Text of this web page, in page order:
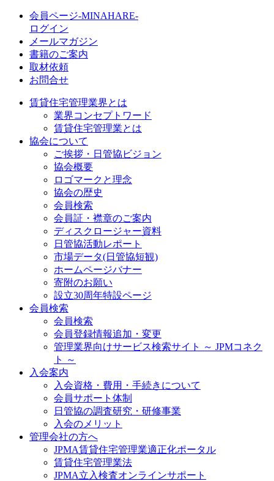
会員ページ-MINAHARE-
ログイン
メールマガジン
書籍のご案内
取材依頼
お問合せ
賃貸住宅管理業界とは
業界コンセプトワード
賃貸住宅管理業とは
協会について
ご挨拶・日管協ビジョン
協会概要
ロゴマークと理念
協会の歴史
会員検索
会員証・襟章のご案内
ディスクロージャー資料
日管協活動レポート
市場データ(日管協短観)
ホームページバナー
寄附のお願い
設立30周年特設ページ
会員検索
会員検索
会員登録情報追加・変更
管理業界向けサービス検索サイト ～ JPMコネク
ト ～
入会案内
入会資格・費用・手続きについて
会員サポート体制
日管協の調査研究・研修事業
入会のメリット
管理会社の方へ
JPMA賃貸住宅管理業適正化ポータル
賃貸住宅管理業法
JPMA立入検査オンラインサポート